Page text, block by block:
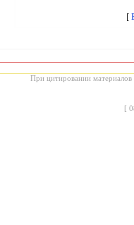
[
При цитировании материалов
[